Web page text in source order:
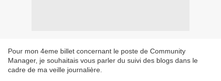
Pour mon 4eme billet concernant le poste de Community
Manager, je souhaitais vous parler du suivi des blogs dans le
cadre de ma veille journalière.